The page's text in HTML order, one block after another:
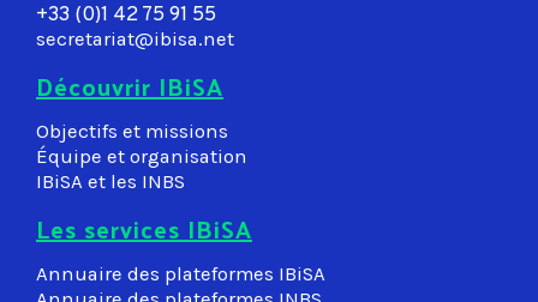
+33 (0)1 42 75 91 55
secretariat@ibisa.net
Découvrir IBiSA
Objectifs et missions
Équipe et organisation
IBiSA et les INBS
Les services IBiSA
Annuaire des plateformes IBiSA